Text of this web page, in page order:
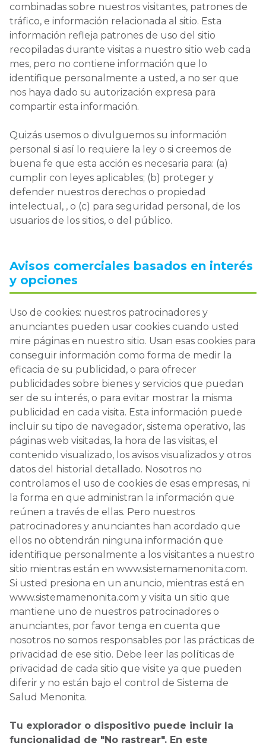
combinadas sobre nuestros visitantes, patrones de
tráfico, e información relacionada al sitio. Esta
información refleja patrones de uso del sitio
recopiladas durante visitas a nuestro sitio web cada
mes, pero no contiene información que lo
identifique personalmente a usted, a no ser que
nos haya dado su autorización expresa para
compartir esta información.
Quizás usemos o divulguemos su información
personal si así lo requiere la ley o si creemos de
buena fe que esta acción es necesaria para: (a)
cumplir con leyes aplicables; (b) proteger y
defender nuestros derechos o propiedad
intelectual, , o (c) para seguridad personal, de los
usuarios de los sitios, o del público.
Avisos comerciales basados en interés
y opciones
Uso de cookies: nuestros patrocinadores y
anunciantes pueden usar cookies cuando usted
mire páginas en nuestro sitio. Usan esas cookies para
conseguir información como forma de medir la
eficacia de su publicidad, o para ofrecer
publicidades sobre bienes y servicios que puedan
ser de su interés, o para evitar mostrar la misma
publicidad en cada visita. Esta información puede
incluir su tipo de navegador, sistema operativo, las
páginas web visitadas, la hora de las visitas, el
contenido visualizado, los avisos visualizados y otros
datos del historial detallado. Nosotros no
controlamos el uso de cookies de esas empresas, ni
la forma en que administran la información que
reúnen a través de ellas. Pero nuestros
patrocinadores y anunciantes han acordado que
ellos no obtendrán ninguna información que
identifique personalmente a los visitantes a nuestro
sitio mientras están en www.sistemamenonita.com.
Si usted presiona en un anuncio, mientras está en
www.sistemamenonita.com y visita un sitio que
mantiene uno de nuestros patrocinadores o
anunciantes, por favor tenga en cuenta que
nosotros no somos responsables por las prácticas de
privacidad de ese sitio. Debe leer las políticas de
privacidad de cada sitio que visite ya que pueden
diferir y no están bajo el control de Sistema de
Salud Menonita.
Tu explorador o dispositivo puede incluir la
funcionalidad de "No rastrear". En este